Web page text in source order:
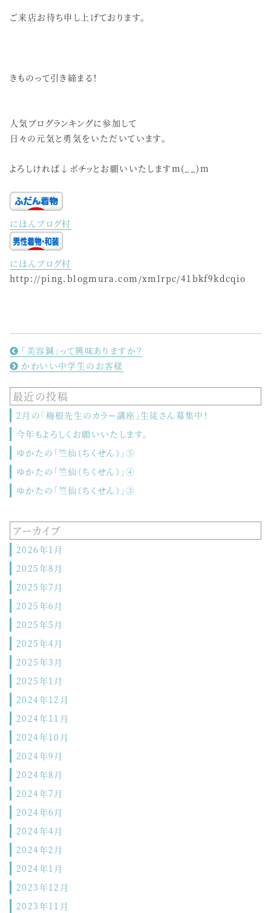
ご来店お待ち申し上げております。
きものって引き締まる！
人気ブログランキングに参加して
日々の元気と勇気をいただいています。
よろしければ↓ポチッとお願いいたしますm(__)m
にほんブログ村
にほんブログ村
http://ping.blogmura.com/xmlrpc/41bkf9kdcqio
「美容鍼」って興味ありますか？
かわいい中学生のお客様
最近の投稿
2月の「梅根先生のカラー講座」生徒さん募集中！
今年もよろしくお願いいたします。
ゆかたの「竺仙（ちくせん）」⑤
ゆかたの「竺仙（ちくせん）」④
ゆかたの「竺仙（ちくせん）」③
アーカイブ
2026年1月
2025年8月
2025年7月
2025年6月
2025年5月
2025年4月
2025年3月
2025年1月
2024年12月
2024年11月
2024年10月
2024年9月
2024年8月
2024年7月
2024年6月
2024年4月
2024年2月
2024年1月
2023年12月
2023年11月